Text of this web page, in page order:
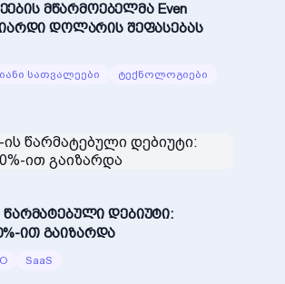
მწარმოებელმა Even
დოლარის შეფასებას
სათვალეები ტექნოლოგიები
წარმატებული დებიუტი:
ით გაიზარდა
SaaS